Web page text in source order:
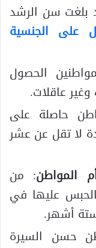
بلغت سن الرشد
على الجنسية
الحصول
عاقلات.
حاصلة على
لا تقل عن عشر
المواطن: من
عليها في
أشهر.
حسن السيرة